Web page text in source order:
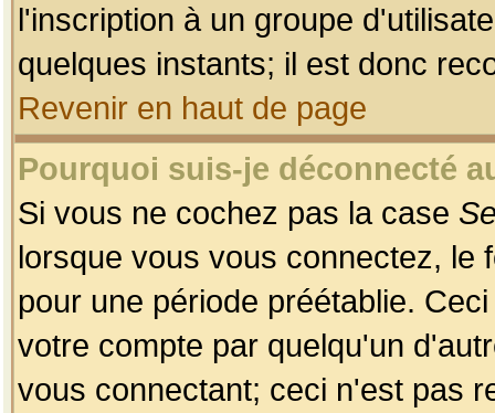
l'inscription à un groupe
quelques instants; il est donc
Revenir en haut de page
Pourquoi suis-je déconnecté
Si vous ne cochez pas la case
lorsque vous vous connectez, le
pour une période préétablie.
votre compte par quelqu'un
vous connectant; ceci n'est pas